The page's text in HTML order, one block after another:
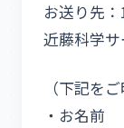
お送り先
近藤科学
（下記を
・お名前